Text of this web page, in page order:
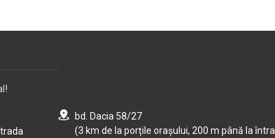
bd. Dacia 58/27
(3 km de la porțile orașului, 200 m până la